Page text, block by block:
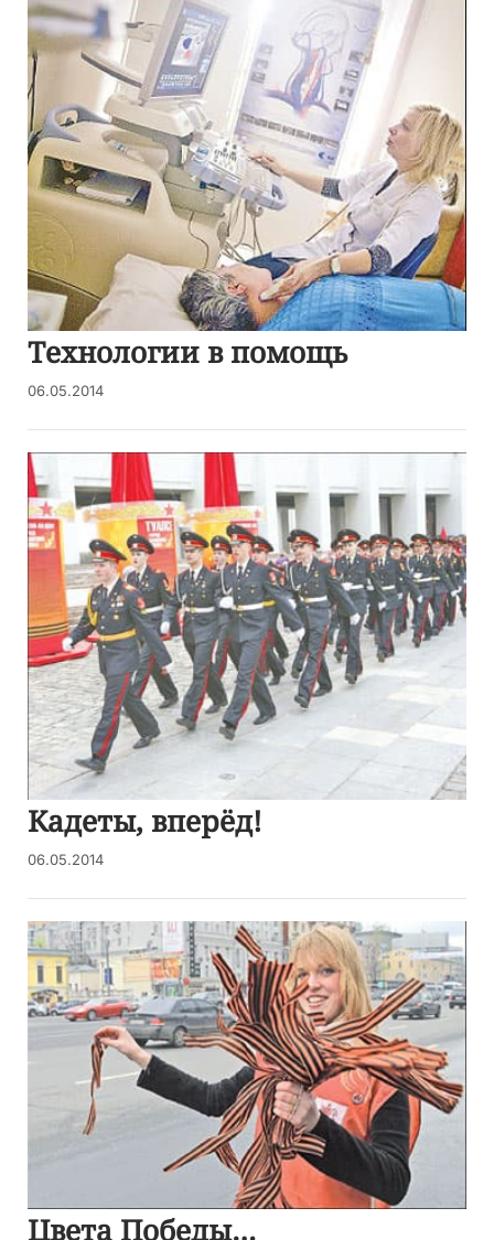
Технологии в помощь
06.05.2014
Кадеты, вперёд!
06.05.2014
Цвета Победы…